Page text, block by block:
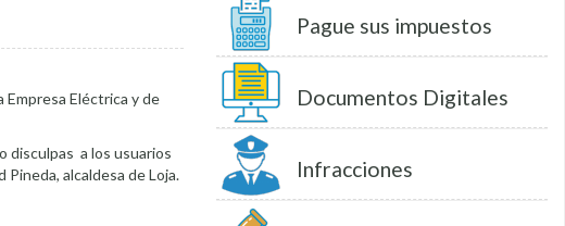
Eléctrica y de
disculpas a los usuarios
alcaldesa de Loja.
Pague sus impuestos
Documentos Digitales
Infracciones